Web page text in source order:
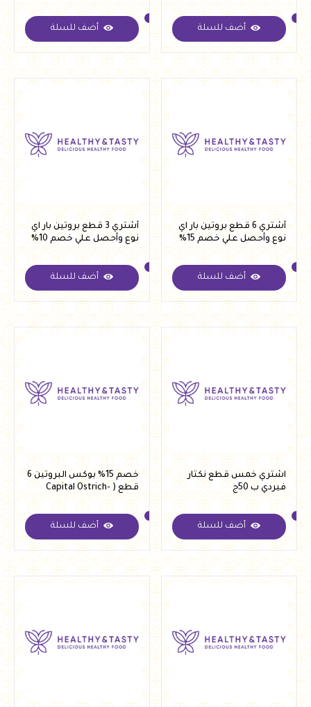
جنيه بدلا من 575 جنية
أضف للسلة أضف للسلة
أشتري 6 قطع بروتين بار اي
نوع وأحصل علي خصم 15%
أضف للسلة
أشتري 3 قطع بروتين بار اي
نوع وأحصل علي خصم 10%
أضف للسلة
اشتري خمس قطع نكتار
فيردي ب 50ج
أضف للسلة
خصم 15% بوكس البروتين 6
قطع ( Capital Ostrich-
albele boom meat -
pescado - faraza - nouri -
DR.Quail -emky )أضف للسلة